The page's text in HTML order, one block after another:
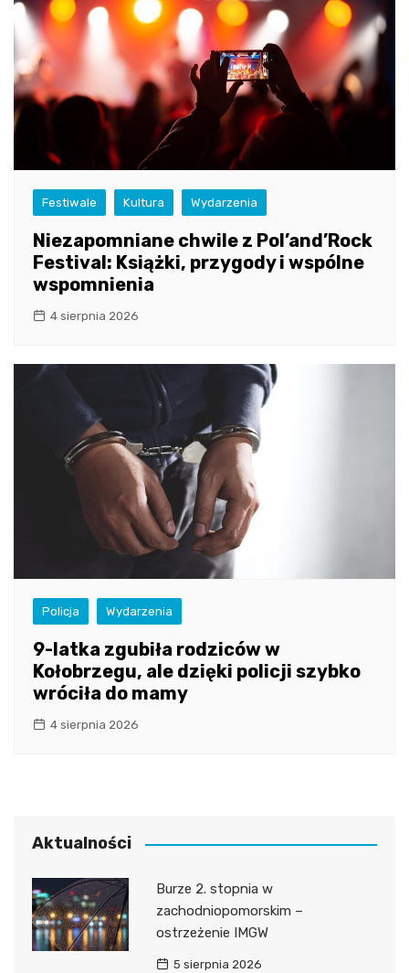
Festiwale Kultura Wydarzenia
Niezapomniane chwile z Pol’and’Rock
Festival: Książki, przygody i wspólne
wspomnienia
4 sierpnia 2026
Policja Wydarzenia
9-latka zgubiła rodziców w
Kołobrzegu, ale dzięki policji szybko
wróciła do mamy
4 sierpnia 2026
Aktualności
Burze 2. stopnia w
zachodniopomorskim –
ostrzeżenie IMGW
5 sierpnia 2026